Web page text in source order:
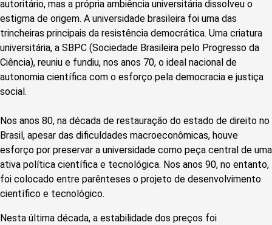
autoritário, mas a própria ambiência universitária dissolveu o
estigma de origem. A universidade brasileira foi uma das
trincheiras principais da resistência democrática. Uma criatura
universitária, a SBPC (Sociedade Brasileira pelo Progresso da
Ciência), reuniu e fundiu, nos anos 70, o ideal nacional de
autonomia científica com o esforço pela democracia e justiça
social.
Nos anos 80, na década de restauração do estado de direito no
Brasil, apesar das dificuldades macroeconômicas, houve
esforço por preservar a universidade como peça central de uma
ativa política científica e tecnológica. Nos anos 90, no entanto,
foi colocado entre parênteses o projeto de desenvolvimento
científico e tecnológico.
Nesta última década, a estabilidade dos preços foi